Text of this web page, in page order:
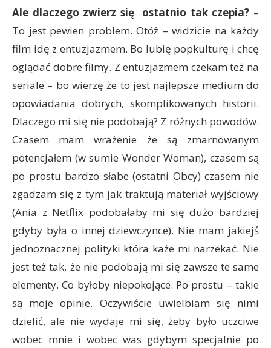
Ale dlaczego zwierz się ostatnio tak czepia? –
To jest pewien problem. Otóż – widzicie na każdy
film idę z entuzjazmem. Bo lubię popkulturę i chcę
oglądać dobre filmy. Z entuzjazmem czekam też na
seriale – bo wierzę że to jest najlepsze medium do
opowiadania dobrych, skomplikowanych historii.
Dlaczego mi się nie podobają? Z różnych powodów.
Czasem mam wrażenie że są zmarnowanym
potencjałem (w sumie Wonder Woman), czasem są
po prostu bardzo słabe (ostatni Obcy) czasem nie
zgadzam się z tym jak traktują materiał wyjściowy
(Ania z Netflix podobałaby mi się dużo bardziej
gdyby była o innej dziewczynce). Nie mam jakiejś
jednoznacznej polityki która każe mi narzekać. Nie
jest też tak, że nie podobają mi się zawsze te same
elementy. Co byłoby niepokojące. Po prostu – takie
są moje opinie. Oczywiście uwielbiam się nimi
dzielić, ale nie wydaje mi się, żeby było uczciwe
wobec mnie i wobec was gdybym specjalnie po